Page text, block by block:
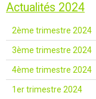
Actualités 2024
2ème trimestre 2024
3ème trimestre 2024
4ème trimestre 2024
1er trimestre 2024